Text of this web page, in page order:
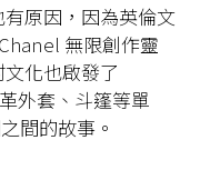
原因，因為英倫文
無限創作靈
化也啟發了
外套、斗篷等單
間的故事。